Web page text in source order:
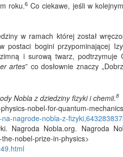
roku.6Co ciekawe, jeśli w
w ramach której został
bogini przypominającej
i surową twarz, podtrzymuje
artes” co dosłownie znaczy
Nobla z dziedziny fizyki i chemii.8
nobel-for-quantum-
nagrode-nobla-z-
Nagroda Nobla.org. Nagroda
nobel-prize-in-physics>